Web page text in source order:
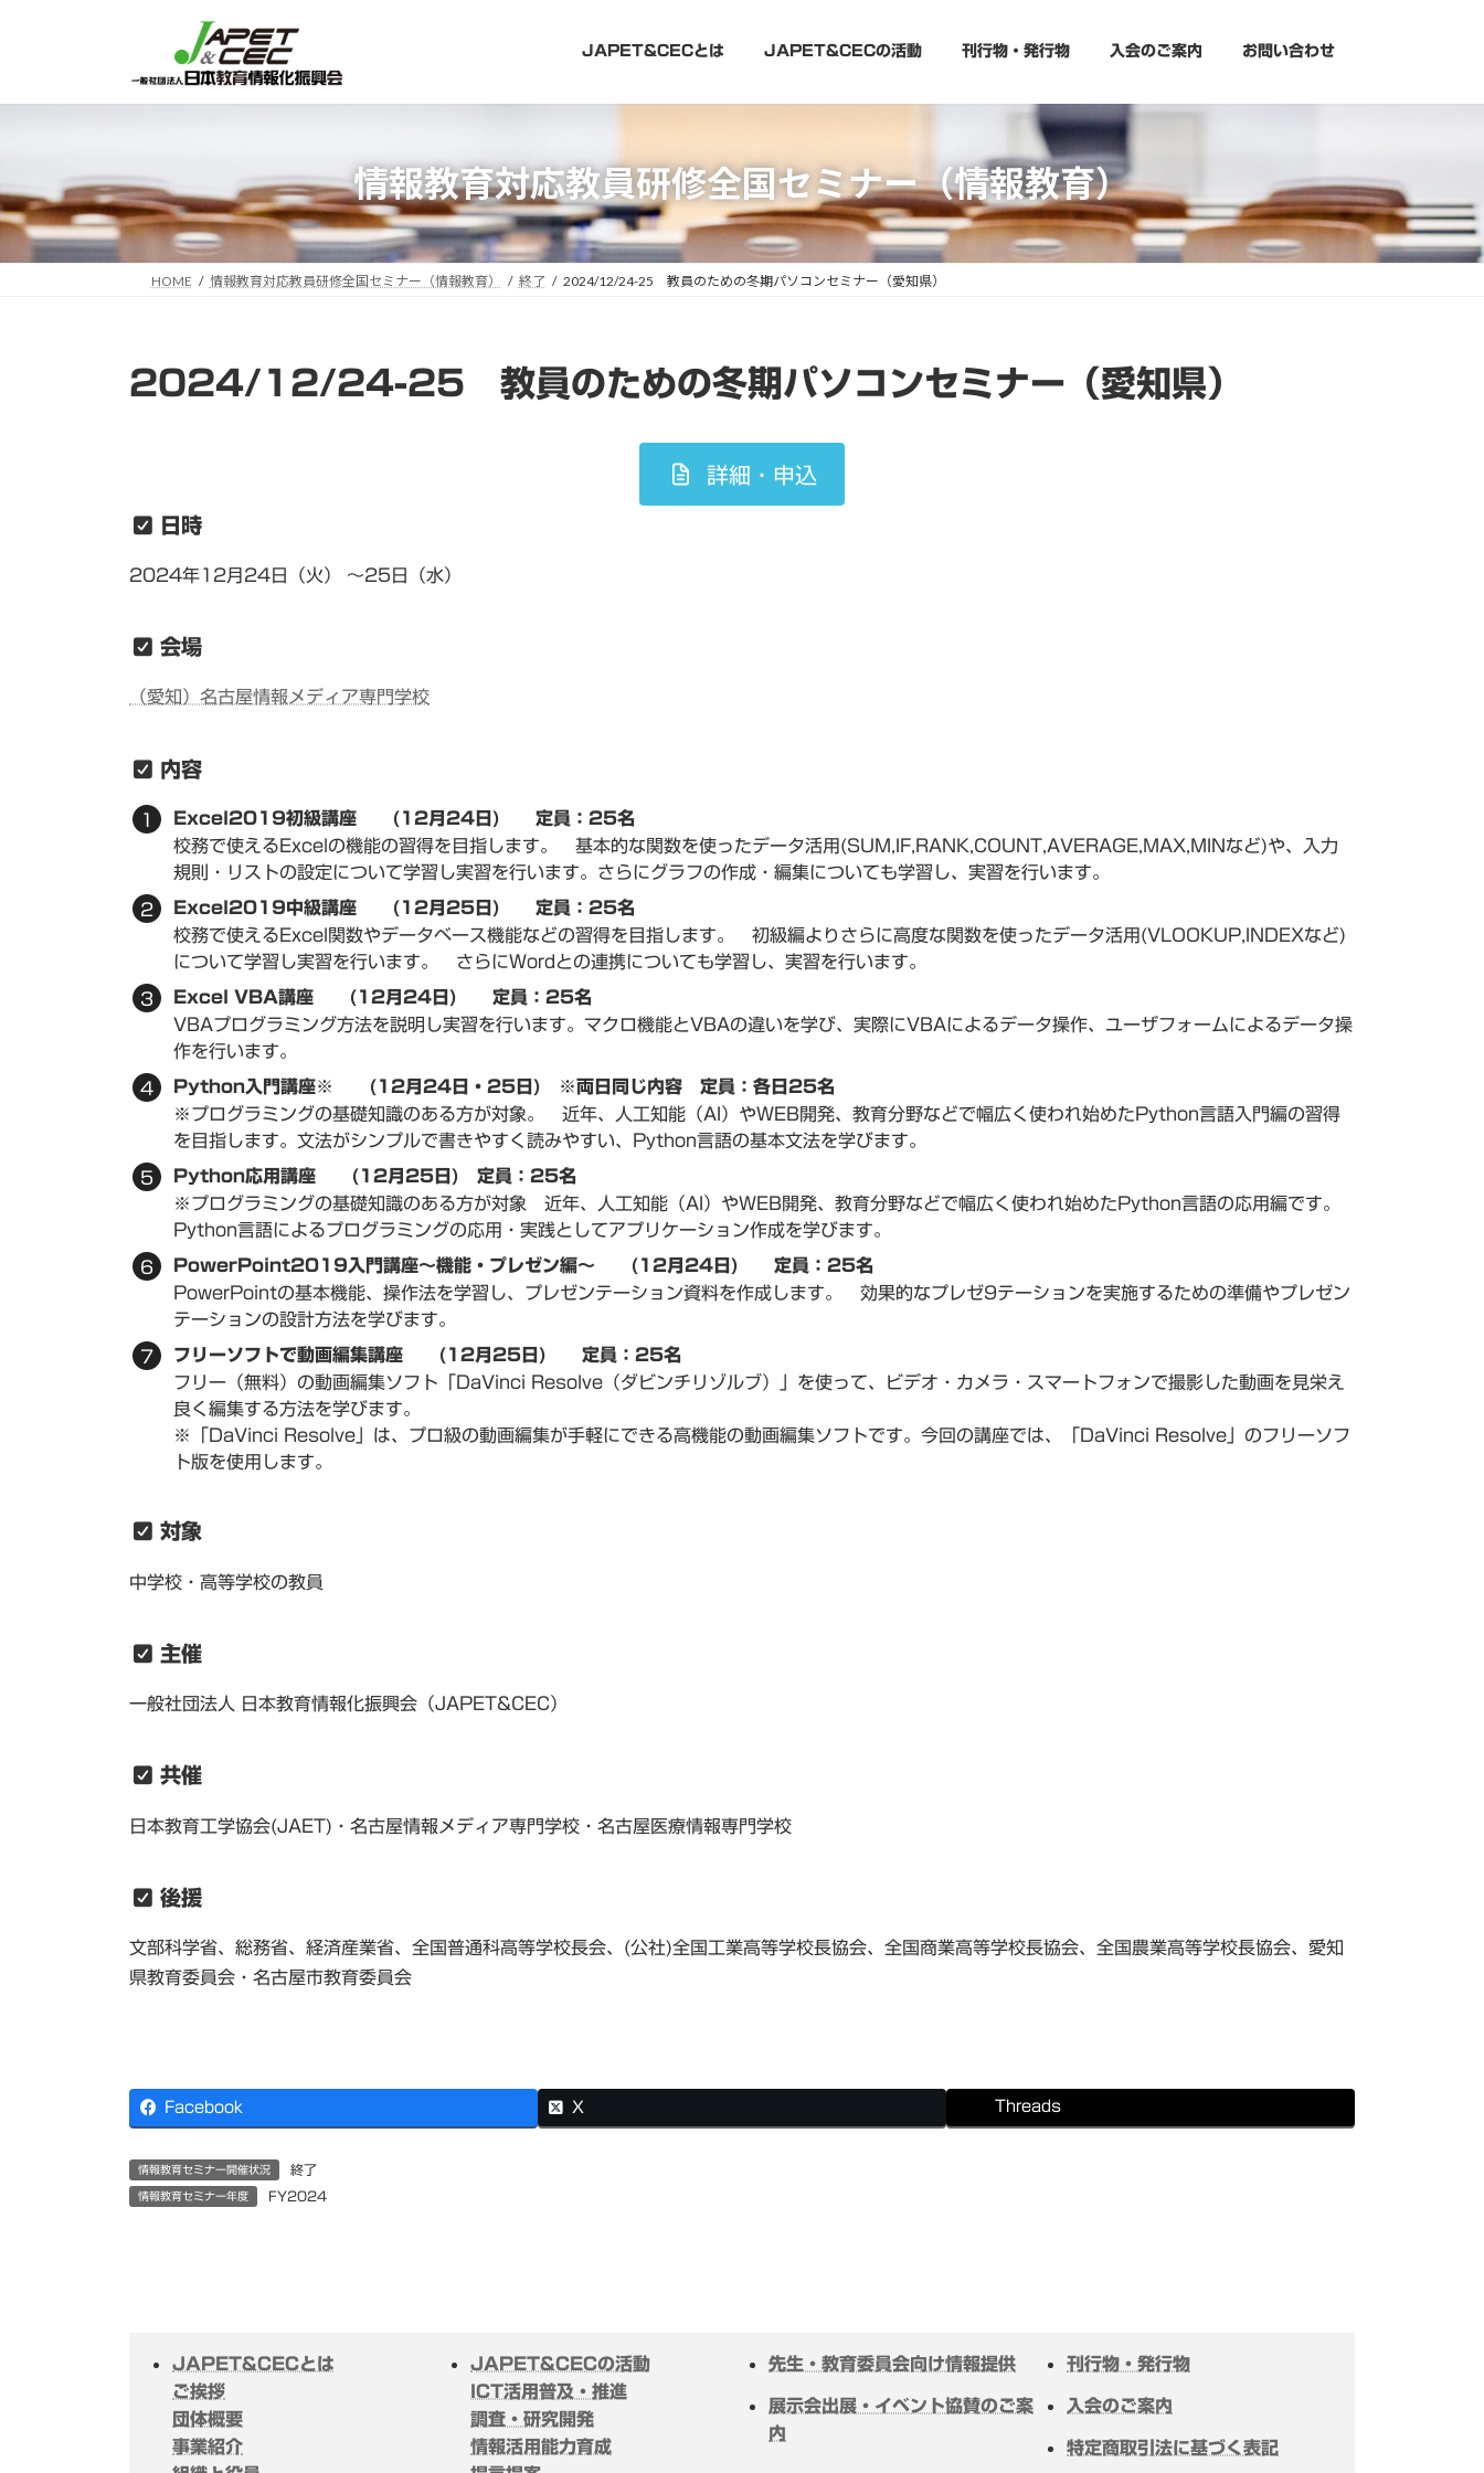
キ
ッ
に
移
JAPET&CECとは JAPET&CECの活動 刊行物・発行物 入会のご案内 お問い合わせ
情報教育対応教員研修全国セミナー（情報教育）
HOME 情報教育対応教員研修全国セミナー（情報教育） 終了 2024/12/24-25 教員のための冬期パソコンセミナー（愛知県）
2024/12/24-25 教員のための冬期パソコンセミナー（愛知県）
詳細・申込
日時
2024年12月24日（火） ～25日（水）
会場
（愛知）名古屋情報メディア専門学校
内容
Excel2019初級講座 (12月24日) 定員：25名
校務で使えるExcelの機能の習得を目指します。 基本的な関数を使ったデータ活用(SUM,IF,RANK,COUNT,AVERAGE,MAX,MINなど)や、入力
規則・リストの設定について学習し実習を行います。さらにグラフの作成・編集についても学習し、実習を行います。
Excel2019中級講座 (12月25日) 定員：25名
校務で使えるExcel関数やデータベース機能などの習得を目指します。 初級編よりさらに高度な関数を使ったデータ活用(VLOOKUP,INDEXなど)
について学習し実習を行います。 さらにWordとの連携についても学習し、実習を行います。
Excel VBA講座 (12月24日) 定員：25名
VBAプログラミング方法を説明し実習を行います。マクロ機能とVBAの違いを学び、実際にVBAによるデータ操作、ユーザフォームによるデータ操
作を行います。
Python入門講座※ (12月24日・25日) ※両日同じ内容 定員：各日25名
※プログラミングの基礎知識のある方が対象。 近年、人工知能（AI）やWEB開発、教育分野などで幅広く使われ始めたPython言語入門編の習得
を目指します。文法がシンプルで書きやすく読みやすい、Python言語の基本文法を学びます。
Python応用講座 (12月25日) 定員：25名
※プログラミングの基礎知識のある方が対象 近年、人工知能（AI）やWEB開発、教育分野などで幅広く使われ始めたPython言語の応用編です。
Python言語によるプログラミングの応用・実践としてアプリケーション作成を学びます。
PowerPoint2019入門講座～機能・プレゼン編～ (12月24日) 定員：25名
PowerPointの基本機能、操作法を学習し、プレゼンテーション資料を作成します。 効果的なプレゼ9テーションを実施するための準備やプレゼン
テーションの設計方法を学びます。
フリーソフトで動画編集講座 (12月25日) 定員：25名
フリー（無料）の動画編集ソフト「DaVinci Resolve（ダビンチリゾルブ）」を使って、ビデオ・カメラ・スマートフォンで撮影した動画を見栄え
良く編集する方法を学びます。
※「DaVinci Resolve」は、プロ級の動画編集が手軽にできる高機能の動画編集ソフトです。今回の講座では、「DaVinci Resolve」のフリーソフ
ト版を使用します。
対象
中学校・高等学校の教員
主催
一般社団法人 日本教育情報化振興会（JAPET&CEC）
共催
日本教育工学協会(JAET)・名古屋情報メディア専門学校・名古屋医療情報専門学校
後援
文部科学省、総務省、経済産業省、全国普通科高等学校長会、(公社)全国工業高等学校長協会、全国商業高等学校長協会、全国農業高等学校長協会、愛知
県教育委員会・名古屋市教育委員会
Facebook X Threads
情報教育セミナー開催状況 終了
情報教育セミナー年度 FY2024
JAPET&CECとは
ご挨拶
団体概要
事業紹介
JAPET&CECの活動
ICT活用普及・推進
調査・研究開発
情報活用能力育成
先生・教育委員会向け情報提供
展示会出展・イベント協賛のご案
内
刊行物・発行物
入会のご案内
特定商取引法に基づく表記